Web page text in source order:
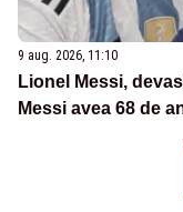
9 aug. 2026, 11:10
Lionel Messi,
Messi avea 68 de